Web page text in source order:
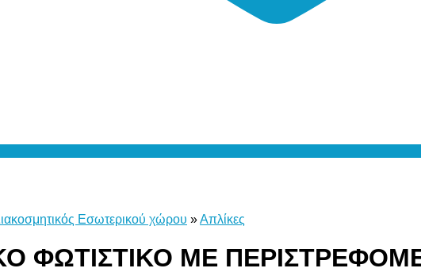
Εσωτερικού χώρου »Απλίκες
ΦΩΤΙΣΤΙΚΟ ME